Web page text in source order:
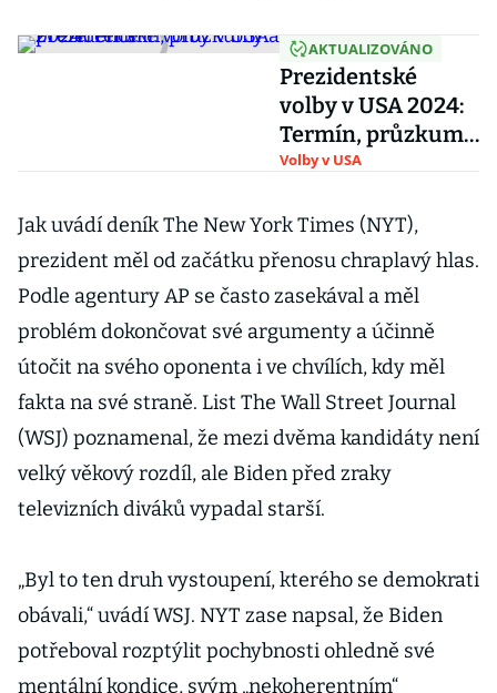
AKTUALIZOVÁNO
Prezidentské
volby v USA 2024:
Termín, průzkumy
a preference
Volby v USA
Jak uvádí deník The New York Times (NYT),
prezident měl od začátku přenosu chraplavý hlas.
Podle agentury AP se často zasekával a měl
problém dokončovat své argumenty a účinně
útočit na svého oponenta i ve chvílích, kdy měl
fakta na své straně. List The Wall Street Journal
(WSJ) poznamenal, že mezi dvěma kandidáty není
velký věkový rozdíl, ale Biden před zraky
televizních diváků vypadal starší.
„Byl to ten druh vystoupení, kterého se demokrati
obávali,“ uvádí WSJ. NYT zase napsal, že Biden
potřeboval rozptýlit pochybnosti ohledně své
mentální kondice, svým „nekoherentním“